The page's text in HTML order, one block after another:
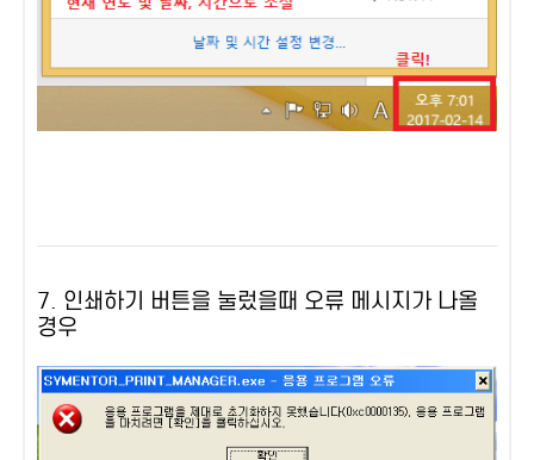
7. 인쇄하기 버튼을 눌렀을때 오류 메시지가 나올
경우